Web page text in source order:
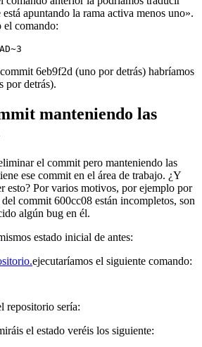
apuntando la rama activa menos uno».
el comando:
6eb9f2d (uno por detrás) habríamos
por detrás).
manteniendo las
el commit pero manteniendo las
ese commit en el área de trabajo. ¿Y
esto? Por varios motivos, por ejemplo por
commit 600cc08 están incompletos, son
algún bug en él.
estado inicial de antes:
ejecutaríamos el siguiente comando:
repositorio sería:
el estado veréis los siguiente: